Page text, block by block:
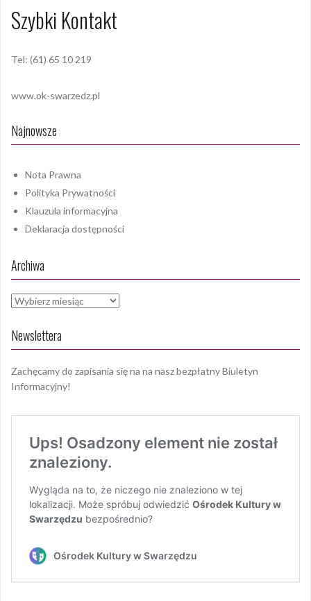
Szybki Kontakt
Tel: (61) 65 10 219
www.ok-swarzedz.pl
Najnowsze
Nota Prawna
Polityka Prywatności
Klauzula informacyjna
Deklaracja dostępności
Archiwa
Archiwa
Newslettera
Zachęcamy do zapisania się na na nasz bezpłatny Biuletyn
Informacyjny!